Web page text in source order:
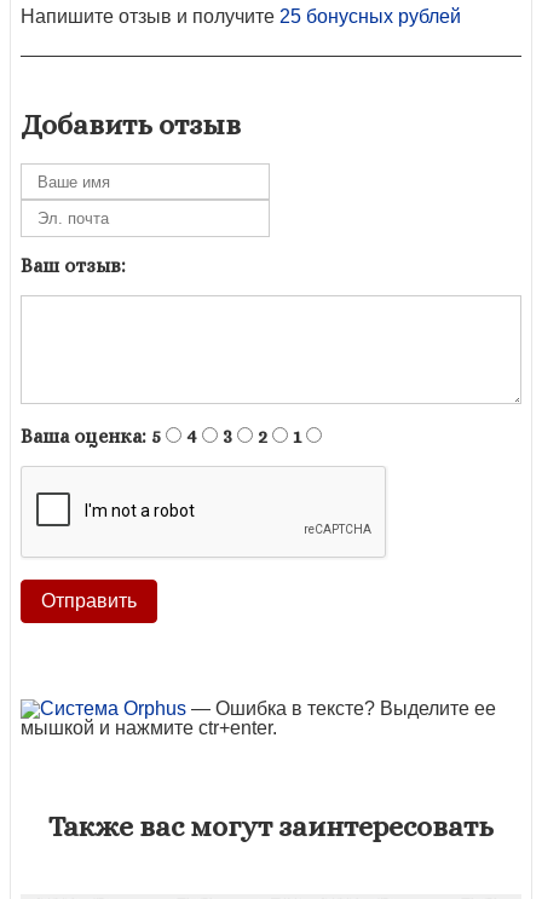
Напишите отзыв и получите 25 бонусных рублей
Добавить отзыв
Ваш отзыв:
Ваша оценка: 5 4 3 2 1
— Ошибка в тексте? Выделите ее
мышкой и нажмите ctr+enter.
Также вас могут заинтересовать